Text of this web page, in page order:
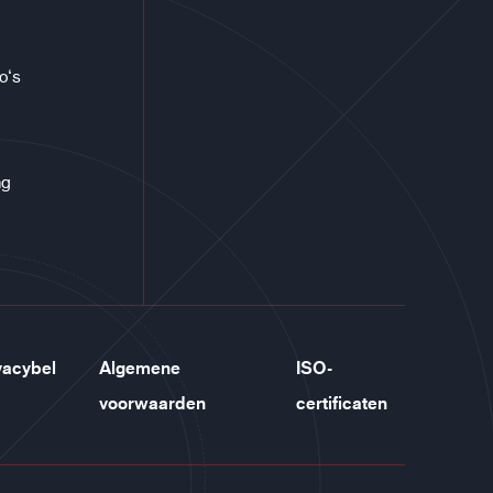
Algemene
voorwaarden
ISO-
certificaten